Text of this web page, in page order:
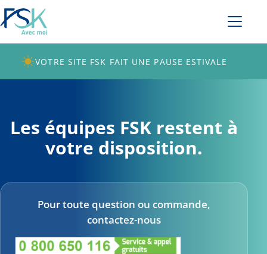
VOTRE SITE FSK FAIT UNE PAUSE ESTIVALE
Les équipes FSK restent à
votre disposition.
Pour toute question ou commande,
contactez-nous